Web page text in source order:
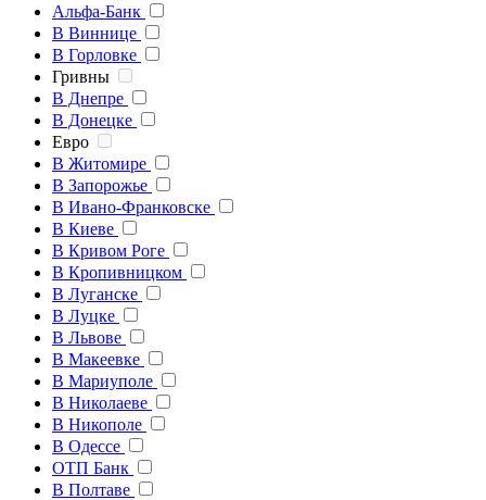
Альфа-Банк
В Виннице
В Горловке
Гривны
В Днепре
В Донецке
Евро
В Житомире
В Запорожье
В Ивано-Франковске
В Киеве
В Кривом Роге
В Кропивницком
В Луганске
В Луцке
В Львове
В Макеевке
В Мариуполе
В Николаеве
В Никополе
В Одессе
ОТП Банк
В Полтаве